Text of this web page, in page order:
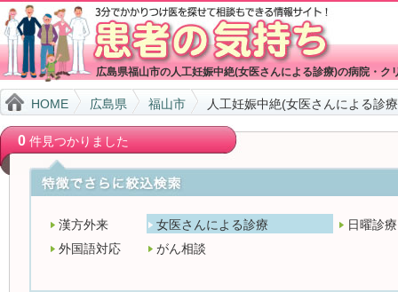
広島県福山市の人工妊娠中絶(女医さんによる診療)の病院・ク
HOME 広島県 福山市 人工妊娠中絶(女医さんによる診
0件見つかりました
漢方外来 女医さんによる診療
日曜診療
外国語対応
がん相談